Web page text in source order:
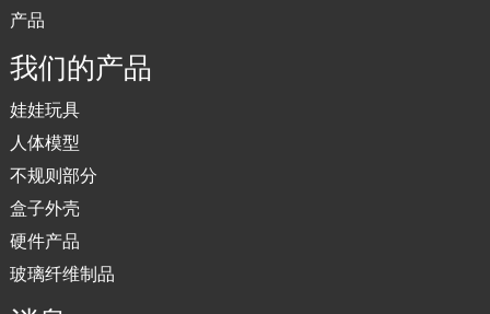
产品
我们的产品
娃娃玩具
人体模型
不规则部分
盒子外壳
硬件产品
玻璃纤维制品